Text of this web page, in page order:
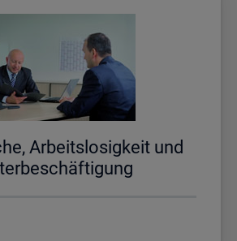
Ar­beits­lo­sig­keit und